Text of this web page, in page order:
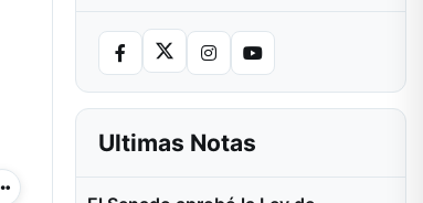
Más acciones
Ultimas Notas